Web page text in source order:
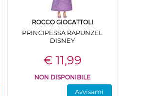
ROCCO GIOCATTOLI
PRINCIPESSA RAPUNZEL
DISNEY
€ 11,99
NON DISPONIBILE
Avvisami